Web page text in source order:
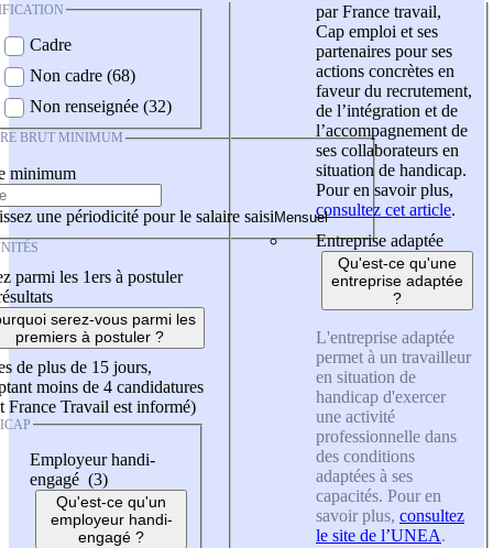
Cadre
Non cadre (68)
Non renseignée (32)
BRUT MINIMUM
minimum
une périodicité pour le salaire saisi
parmi les 1ers à postuler
serez-vous parmi les
premiers à postuler ?
de plus de 15 jours,
moins de 4 candidatures
France Travail est informé)
Employeur handi-
engagé (3)
Qu'est-ce qu'un
employeur handi-
engagé ?
par France travail,
Cap emploi et ses
partenaires pour ses
actions concrètes en
faveur du recrutement,
de l’intégration et de
l’accompagnement de
ses collaborateurs en
situation de handicap.
Pour en savoir plus,
consultez cet article.
Entreprise adaptée
Qu'est-ce qu'une
entreprise adaptée
?
L'entreprise adaptée
permet à un travailleur
en situation de
handicap d'exercer
une activité
professionnelle dans
des conditions
adaptées à ses
capacités. Pour en
savoir plus, consultez
le site de l’UNEA.